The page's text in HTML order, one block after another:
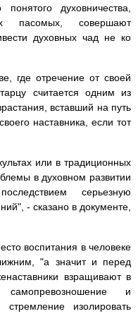
духовничества,
пасомых, совершают
духовных чад не ко
где отречение от своей
считается одним из
вставший на путь
наставника, если тот
или в традиционных
в духовном развитии
серьезную
- сказано в документе,
воспитания в человеке
"а значит и перед
взращивают в
и
стремление изолировать